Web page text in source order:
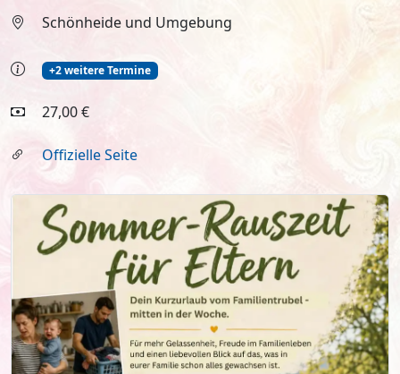
Schönheide und Umgebung
+2 weitere Termine
27,00 €
Offizielle Seite